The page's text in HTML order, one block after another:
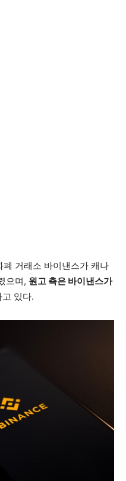
거래소 바이낸스가 캐나
으며, 원고 측은 바이낸스가
고 있다.